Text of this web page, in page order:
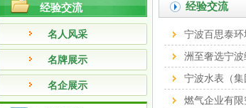
经验交流
名人风采
名牌展示
名企展示
经验交流
宁波百思泰
洲至奢选宁
宁波水表（
燃气企业有